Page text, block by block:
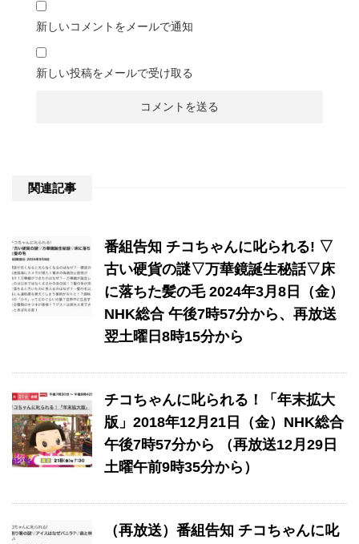
新しいコメントをメールで通知
新しい投稿をメールで受け取る
関連記事
番組告知 チコちゃんに叱られる! ▽
古い硬貨の謎▽万華鏡誕生秘話▽床
に落ちた髪の毛 2024年3月8日（金）
NHK総合 午後7時57分から、再放送
翌土曜日8時15分から
チコちゃんに叱られる！「年末拡大
版」2018年12月21日（金）NHK総合
午後7時57分から （再放送12月29日
土曜午前9時35分から）
（再放送）番組告知 チコちゃんに叱